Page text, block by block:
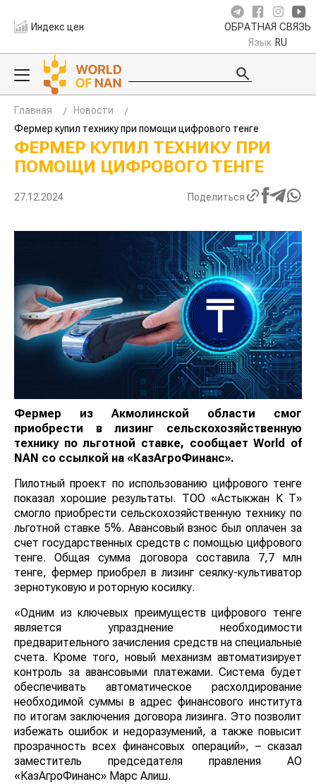
Индекс цен ОБРАТНАЯ СВЯЗЬ
Язык RU
Главная
Новости
Фермер купил технику при помощи цифрового тенге
ФЕРМЕР КУПИЛ ТЕХНИКУ ПРИ
ПОМОЩИ ЦИФРОВОГО ТЕНГЕ
27.12.2024 Поделиться
Фермер из Акмолинской области смог
приобрести в лизинг сельскохозяйственную
технику по льготной ставке, сообщаетWorld
of
NAN со ссылкой на «КазАгроФинанс».
Пилотный проект по использованию цифрового тенге
показал хорошие результаты. ТОО «Астыкжан К Т»
смогло приобрести сельскохозяйственную технику по
льготной ставке 5%. Авансовый взнос был оплачен за
счет государственных средств с помощью цифрового
тенге. Общая сумма договора составила 7,7 млн
тенге, фермер приобрел в лизинг сеялку-культиватор
зернотуковую и роторную косилку.
«Одним из ключевых преимуществ цифрового тенге
является упразднение необходимости
предварительного зачисления средств на специальные
счета. Кроме того, новый механизм автоматизирует
контроль за авансовыми платежами. Система будет
обеспечивать автоматическое расхолдирование
необходимой суммы в адрес финансового института
по итогам заключения договора лизинга. Это позволит
избежать ошибок и недоразумений, а также повысит
прозрачность всех финансовых операций», – сказал
заместитель председателя правления АО
«КазАгроФинанс» Марс Алиш.